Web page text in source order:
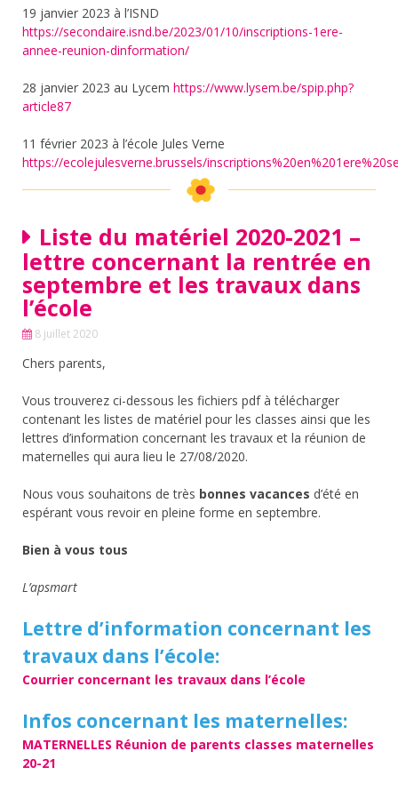
19 janvier 2023 à l’ISND
https://secondaire.isnd.be/2023/01/10/inscriptions-1ere-
annee-reunion-dinformation/
28 janvier 2023 au Lycem https://www.lysem.be/spip.php?
article87
11 février 2023 à l’école Jules Verne
https://ecolejulesverne.brussels/
Liste du matériel 2020-2021 –
lettre concernant la rentrée en
septembre et les travaux dans
l’école
8 juillet 2020
Chers parents,
Vous trouverez ci-dessous les fichiers pdf à télécharger
contenant les listes de matériel pour les classes ainsi que les
lettres d’information concernant les travaux et la réunion de
maternelles qui aura lieu le 27/08/2020.
Nous vous souhaitons de très bonnes vacances d’été en
espérant vous revoir en pleine forme en septembre.
Bien à vous tous
L’apsmart
Lettre d’information concernant les
travaux dans l’école:
Courrier concernant les travaux dans l’école
Infos concernant les maternelles:
MATERNELLES Réunion de parents classes maternelles
20-21